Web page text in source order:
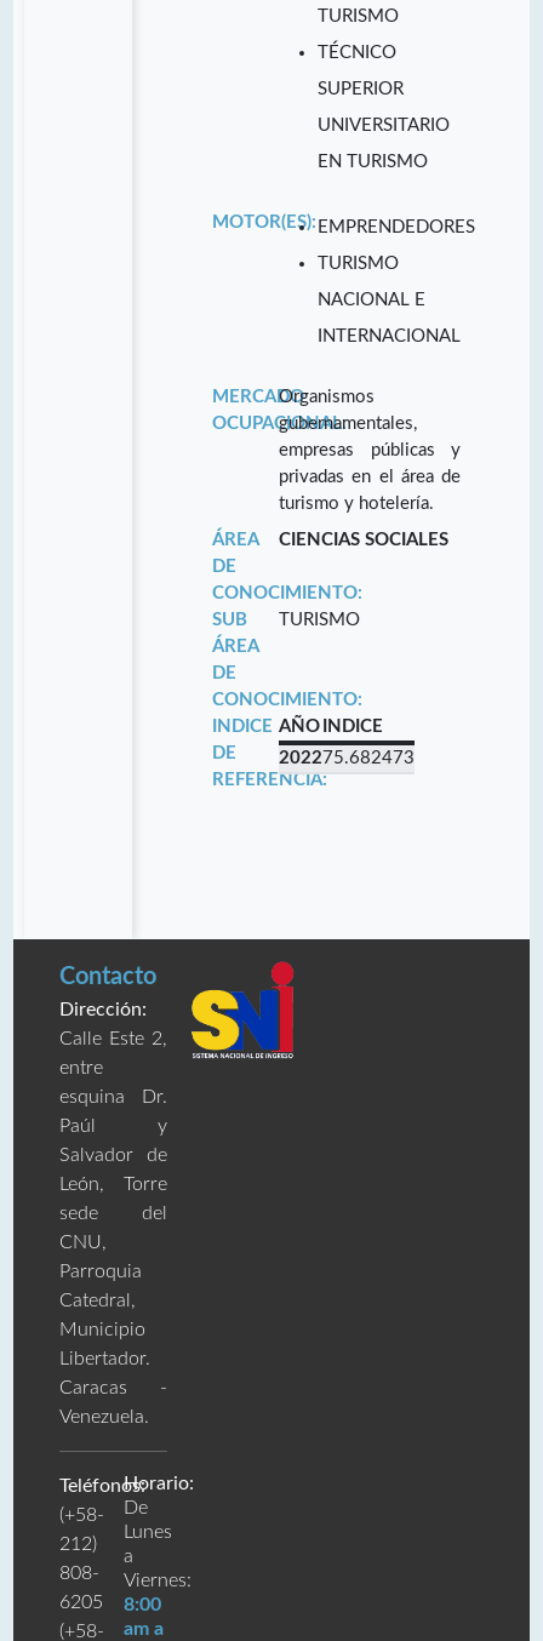
TURISMO
TÉCNICO
SUPERIOR
UNIVERSITARIO
EN TURISMO
MOTOR(ES): EMPRENDEDORES
TURISMO
NACIONAL E
INTERNACIONAL
MERCADO
OCUPACIONAL:
Organismos
gubernamentales,
empresas públicas y
privadas en el área de
turismo y hotelería.
ÁREA
DE
CONOCIMIENTO:
CIENCIAS SOCIALES
SUB
ÁREA
DE
CONOCIMIENTO:
TURISMO
INDICE
DE
REFERENCIA:
AÑO INDICE
202275.682473
Contacto
Dirección:
Calle Este 2,
entre
esquina Dr.
Paúl y
Salvador de
León, Torre
sede del
CNU,
Parroquia
Catedral,
Municipio
Libertador.
Caracas -
Venezuela.
Teléfonos:
(+58-
212)
808-
6205
(+58-
Horario:
De
Lunes
a
Viernes:
8:00
am a